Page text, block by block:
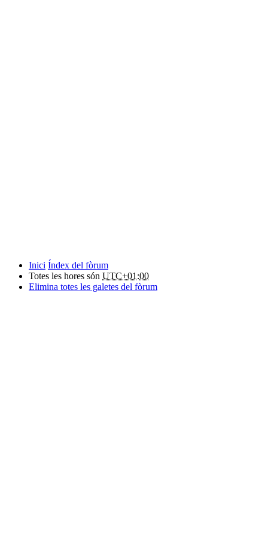
Inici Índex del fòrum
Totes les hores són UTC+01:00
Elimina totes les galetes del fòrum